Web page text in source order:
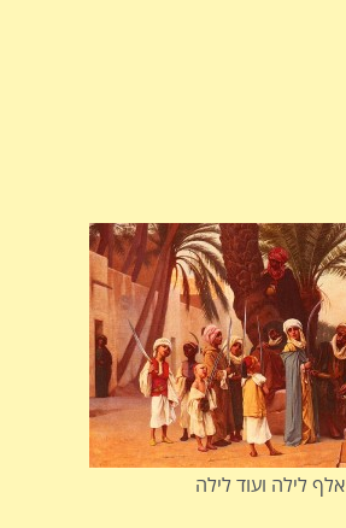
אלף לילה ועוד לילה